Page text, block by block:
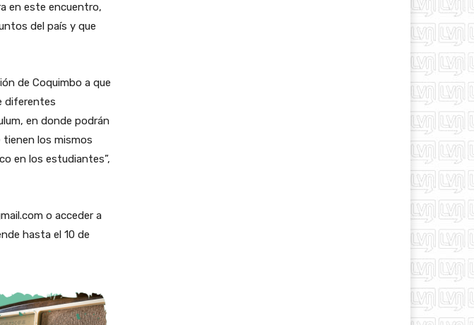
en este encuentro,
del país y que
de Coquimbo a que
diferentes
en donde podrán
tienen los mismos
en los estudiantes”,
o acceder a
hasta el 10 de